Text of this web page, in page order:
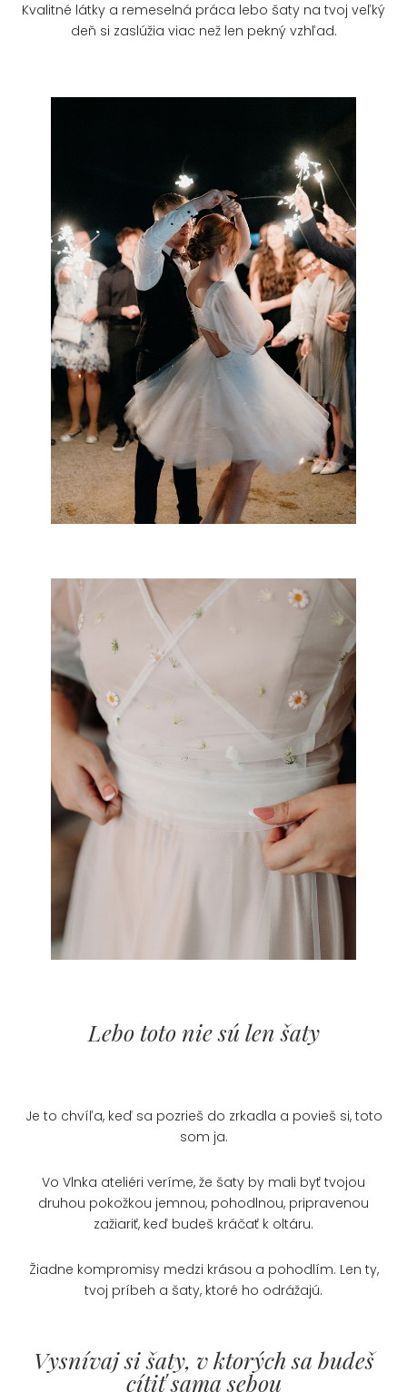
Kvalitné látky a remeselná práca lebo šaty na tvoj veľký
deň si zaslúžia viac než len pekný vzhľad.
Lebo toto nie sú len šaty
Je to chvíľa, keď sa pozrieš do zrkadla a povieš si, toto
som ja.
Vo Vlnka ateliéri veríme, že šaty by mali byť tvojou
druhou pokožkou jemnou, pohodlnou, pripravenou
zažiariť, keď budeš kráčať k oltáru.
Žiadne kompromisy medzi krásou a pohodlím. Len ty,
tvoj príbeh a šaty, ktoré ho odrážajú.
Vysnívaj si šaty, v ktorých sa budeš
cítiť sama sebou